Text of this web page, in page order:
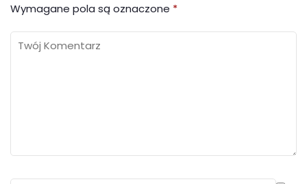
Wymagane pola są oznaczone *